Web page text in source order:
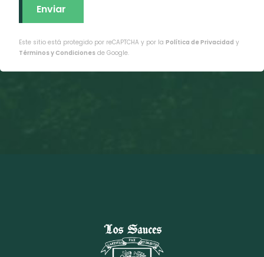
Este sitio está protegido por reCAPTCHA y por la Política de Privacidad y
Términos y Condiciones de Google.